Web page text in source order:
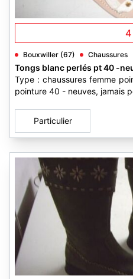
4
Bouxwiller (67) Chaussures
Tongs blanc perlés pt 40 -
Type : chaussures femme
pointure 40 - neuves, jamais
Particulier